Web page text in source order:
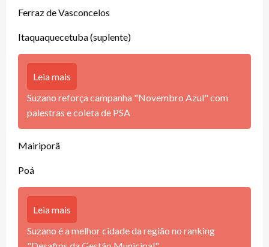
Ferraz de Vasconcelos
Itaquaquecetuba (suplente)
Leia mais
Suzano reforça campanha "Novembro Azul" com
palestras e coleta de PSA
Mairiporã
Poá
Leia mais
Suzano é a melhor cidade da região no ranking